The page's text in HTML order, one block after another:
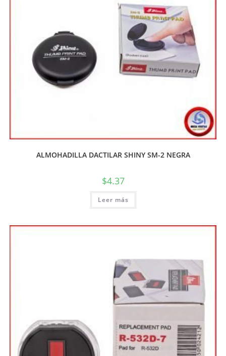
ALMOHADILLA DACTILAR SHINY SM-2 NEGRA
$4.37
Leer más